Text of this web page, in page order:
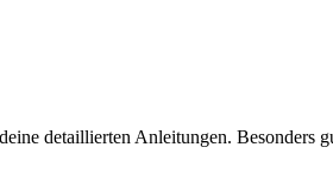
detaillierten Anleitungen. Besonders